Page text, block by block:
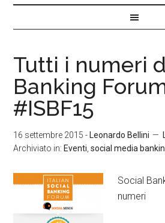
Tutti i numeri
Banking
#ISBF15
16 settembre 2015 - Leonardo Bellini
Archiviato in: Eventi ,social media
Social
numeri